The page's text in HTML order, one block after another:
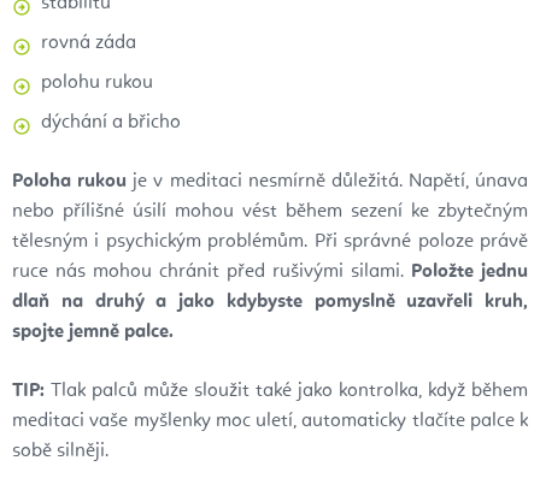
rovná záda
polohu rukou
dýchání a břicho
Poloha rukou je v meditaci nesmírně důležitá. Napětí, únava
nebo přílišné úsilí mohou vést během sezení ke zbytečným
tělesným i psychickým problémům. Při správné poloze právě
ruce nás mohou chránit před rušivými silami. Položte jednu
dlaň na druhý a jako kdybyste pomyslně uzavřeli kruh,
spojte jemně palce.
TIP: Tlak palců může sloužit také jako kontrolka, když během
meditaci vaše myšlenky moc uletí, automaticky tlačíte palce k
sobě silněji.